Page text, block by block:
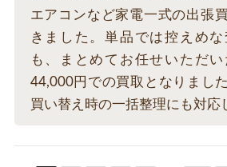
エアコンなど家電一式の出張
きました。単品では控えめ
も、まとめてお任せいただ
44,000円での買取となりまし
買い替え時の一括整理にも対応